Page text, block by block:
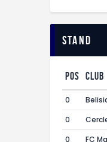
Stand
Pos Club
0
0
0
FC